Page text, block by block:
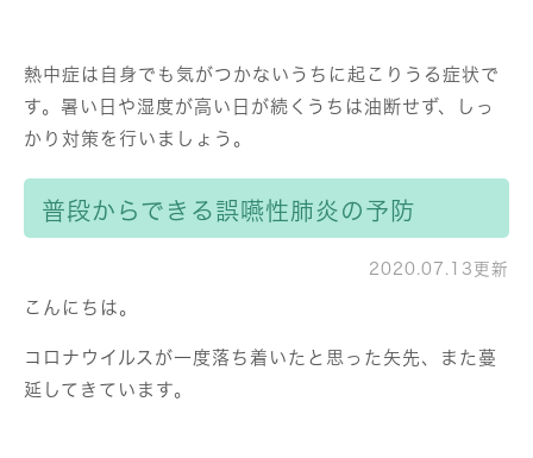
熱中症は自身でも気がつかないうちに起こりうる症状で
す。暑い日や湿度が高い日が続くうちは油断せず、しっ
かり対策を行いましょう。
普段からできる誤嚥性肺炎の予防
2020.07.13更新
こんにちは。
コロナウイルスが一度落ち着いたと思った矢先、また蔓
延してきています。